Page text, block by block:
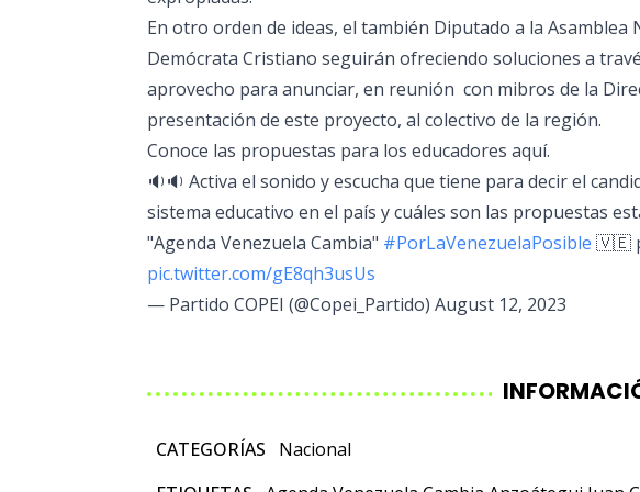
En otro orden de ideas, el también Diputado a la Asamblea
Demócrata Cristiano seguirán ofreciendo soluciones a
aprovecho para anunciar, en reunión con mibros de la
presentación de este proyecto, al colectivo de la región.
Conoce las propuestas para los educadores aquí.
🔉🔉 Activa el sonido y escucha que tiene para decir el
sistema educativo en el país y cuáles son las propuestas
"Agenda Venezuela Cambia" #PorLaVenezuelaPosible 🇻🇪
pic.twitter.com/gE8qh3usUs
— Partido COPEI (@Copei_Partido) August 12, 2023
CATEGORÍAS
Nacional